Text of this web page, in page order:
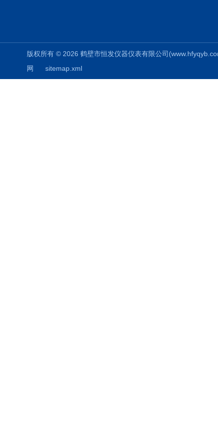
版权所有 © 2026 鹤壁市恒发仪器仪表有限公司
网
sitemap.xml